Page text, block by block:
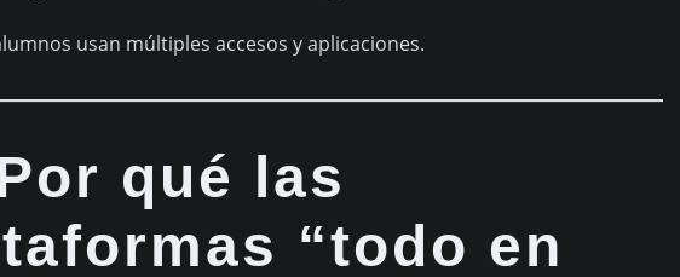
usan múltiples accesos y aplicaciones.
qué las
“todo en